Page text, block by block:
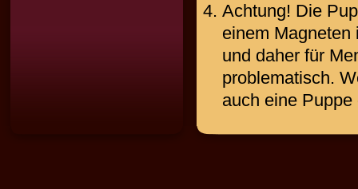
Achtung! Die
einem
und daher für
problematisch.
auch eine